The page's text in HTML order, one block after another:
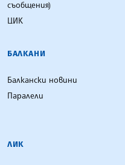
съобщения)
ЦИК
БАЛКАНИ
Балкански новини
Паралели
ЛИК